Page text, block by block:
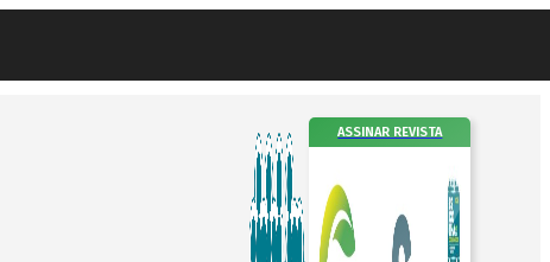
ASSINAR REVISTA